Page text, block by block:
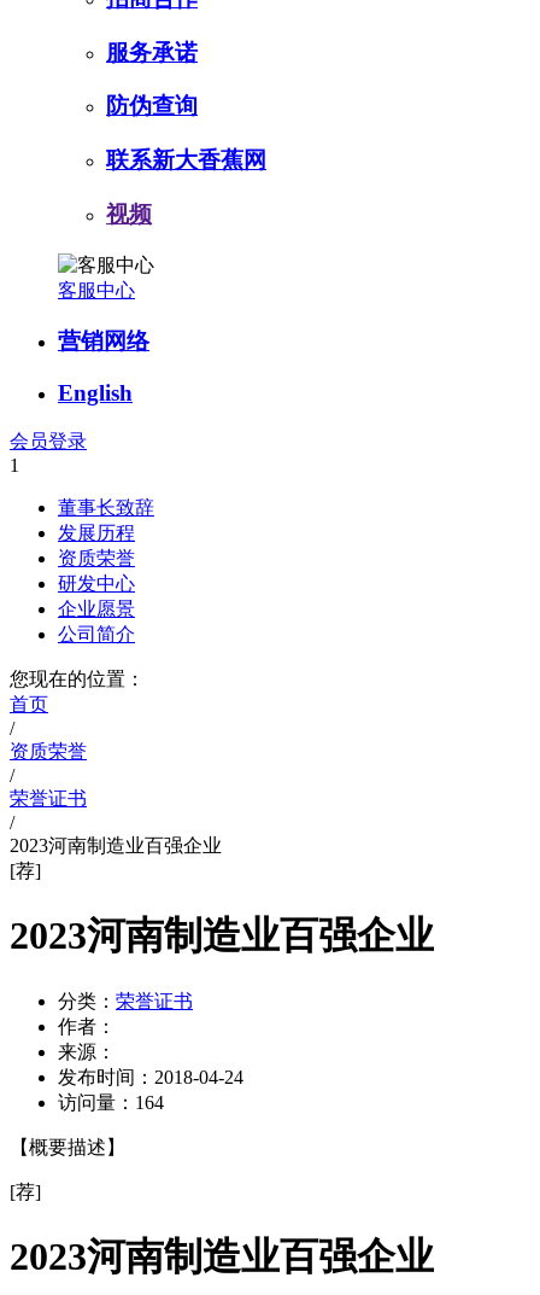
服务承诺
防伪查询
联系新大香蕉网
视频
客服中心
营销网络
English
会员登录
1
董事长致辞
发展历程
资质荣誉
研发中心
企业愿景
公司简介
您现在的位置：
首页
/
资质荣誉
/
荣誉证书
/
2023河南制造业百强企业
[荐]
2023河南制造业百强企业
分类： 荣誉证书
作者：
来源：
发布时间： 2018-04-24
访问量： 164
【概要描述】
[荐]
2023河南制造业百强企业